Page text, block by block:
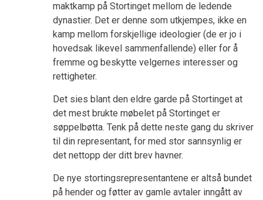
maktkamp på Stortinget mellom de ledende
dynastier. Det er denne som utkjempes, ikke en
kamp mellom forskjellige ideologier (de er jo i
hovedsak likevel sammenfallende) eller for å
fremme og beskytte velgernes interesser og
rettigheter.
Det sies blant den eldre garde på Stortinget at
det mest brukte møbelet på Stortinget er
søppelbøtta. Tenk på dette neste gang du skriver
til din representant, for med stor sannsynlig er
det nettopp der ditt brev havner.
De nye stortingsrepresentantene er altså bundet
på hender og føtter av gamle avtaler inngått av